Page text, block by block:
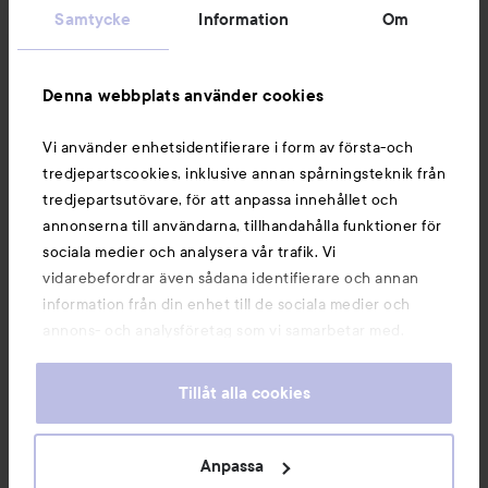
Samtycke Information Om
Denna webbplats använder cookies
Vi använder enhetsidentifierare i form av första-och
tredjepartscookies, inklusive annan spårningsteknik från
tredjepartsutövare, för att anpassa innehållet och
annonserna till användarna, tillhandahålla funktioner för
sociala medier och analysera vår trafik. Vi
vidarebefordrar även sådana identifierare och annan
information från din enhet till de sociala medier och
annons- och analysföretag som vi samarbetar med.
information som du har tillhandahållit eller som de har
våra cookies vid fortsatt användande av vår webbplats.
För information om hur du kan ändra inställningarna för
Tillåt alla cookies
Anpassa
Du kanske också gillar